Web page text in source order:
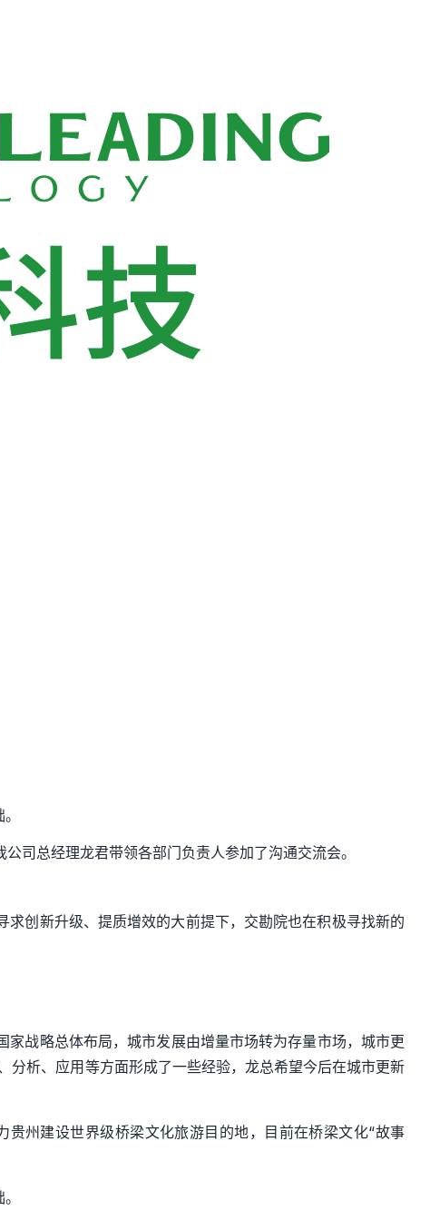
司总经理龙君带领各部门负责人参加了沟通交流会。
创新升级、提质增效的大前提下，交勘院也在积极寻找新的
家战略总体布局，城市发展由增量市场转为存量市场，城市更
分析、应用等方面形成了一些经验， 龙总希望今后在城市更新
贵州建设世界级桥梁文化旅游目的地，目前在桥梁文化“故事